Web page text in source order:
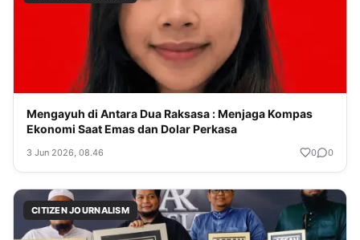
Mengayuh di Antara Dua Raksasa : Menjaga Kompas
Ekonomi Saat Emas dan Dolar Perkasa
3 Jun 2026, 08.46 0 0
CITIZEN JOURNALISM